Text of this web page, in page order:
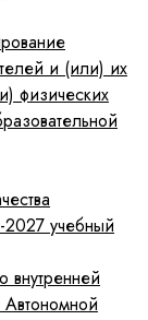
и (или) их
физических
2027 учебный
внутренней
Автономной